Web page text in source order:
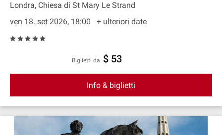
Londra, Chiesa di St Mary Le Strand
ven 18. set 2026, 18:00
+ ulteriori date
Biglietti da $ 53
Info & biglietti